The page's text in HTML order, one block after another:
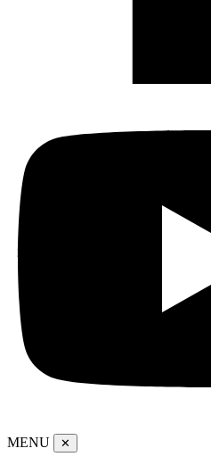
MENU ✕